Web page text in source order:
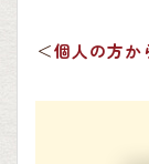
＜個人の方か